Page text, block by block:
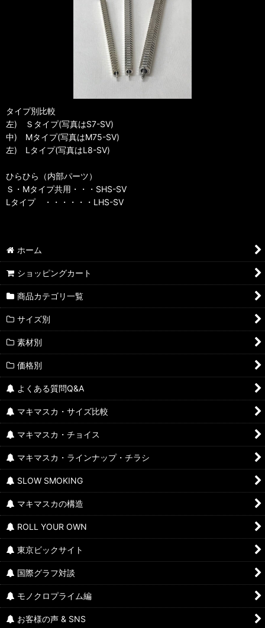
タイプ別比較
左) Ｓタイプ(写真はS7-SV)
中) Mタイプ(写真はM75-SV)
左) Lタイプ(写真はL8-SV)
ひらひら（内部パーツ）
Ｓ・Mタイプ共用・・・SHS-SV
Lタイプ ・・・・・・LHS-SV
ホーム
ショッピングカート
商品カテゴリ一覧
サイズ別
素材別
価格別
よくある質問Q&A
マキマスカ・サイズ比較
マキマスカ・チョイス
マキマスカ・ラインナップ・チラシ
SLOW SMOKING
マキマスカの構造
ROLL YOUR OWN
東京ビックサイト
国際グラフ対談
モノクロプライム編
お客様の声 & SNS